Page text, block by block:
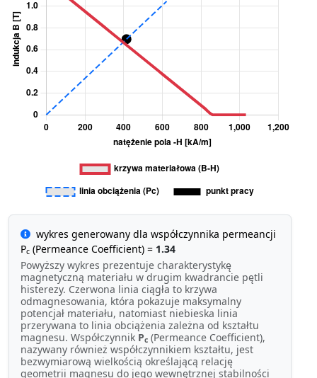
wykres generowany dla współczynnika permeancji
Pc (Permeance Coefficient) = 1.34
Powyższy wykres prezentuje charakterystykę
magnetyczną materiału w drugim kwadrancie pętli
histerezy. Czerwona linia ciągła to krzywa
odmagnesowania, która pokazuje maksymalny
potencjał materiału, natomiast niebieska linia
przerywana to linia obciążenia zależna od kształtu
magnesu. Współczynnik Pc (Permeance Coefficient),
nazywany również współczynnikiem kształtu, jest
bezwymiarową wielkością określającą relację
geometrii magnesu do jego wewnętrznej stabilności